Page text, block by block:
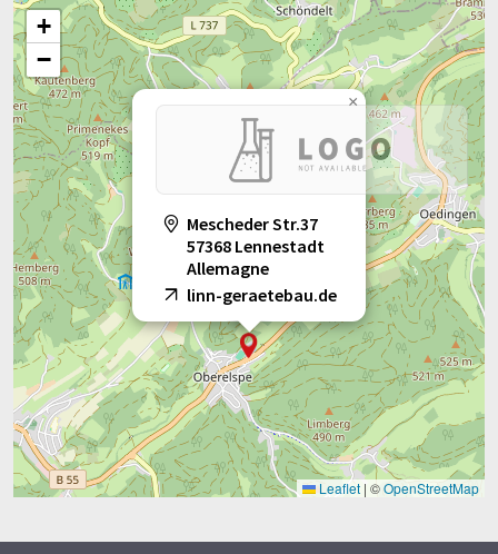
Mescheder Str.37
57368 Lennestadt
Allemagne
linn-geraetebau.de
×
+
−
Leaflet | ©OpenStreetMap